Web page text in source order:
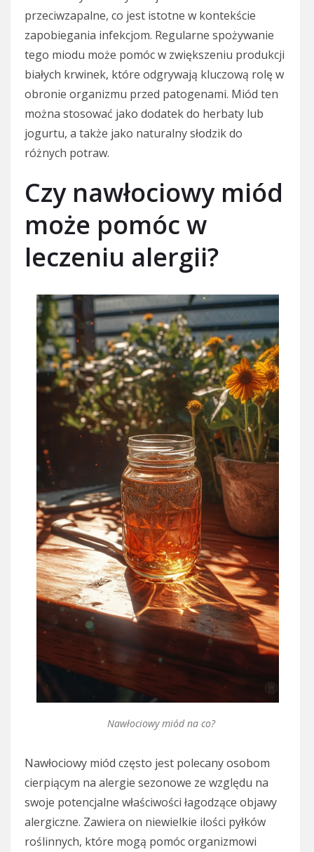
przeciwzapalne, co jest istotne w kontekście
zapobiegania infekcjom. Regularne spożywanie
tego miodu może pomóc w zwiększeniu produkcji
białych krwinek, które odgrywają kluczową rolę w
obronie organizmu przed patogenami. Miód ten
można stosować jako dodatek do herbaty lub
jogurtu, a także jako naturalny słodzik do
różnych potraw.
Czy nawłociowy miód
może pomóc w
leczeniu alergii?
Nawłociowy miód na co?
Nawłociowy miód często jest polecany osobom
cierpiącym na alergie sezonowe ze względu na
swoje potencjalne właściwości łagodzące objawy
alergiczne. Zawiera on niewielkie ilości pyłków
roślinnych, które mogą pomóc organizmowi